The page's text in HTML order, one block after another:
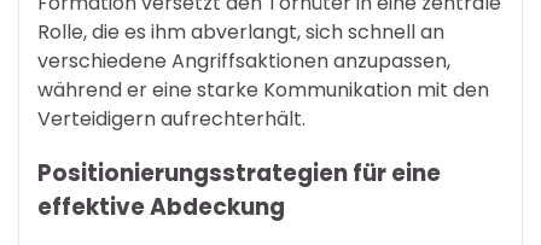
Rolle, die es ihm abverlangt, sich schnell an
verschiedene Angriffsaktionen anzupassen,
während er eine starke Kommunikation mit den
Verteidigern aufrechterhält.
Positionierungsstrategien für eine
effektive Abdeckung